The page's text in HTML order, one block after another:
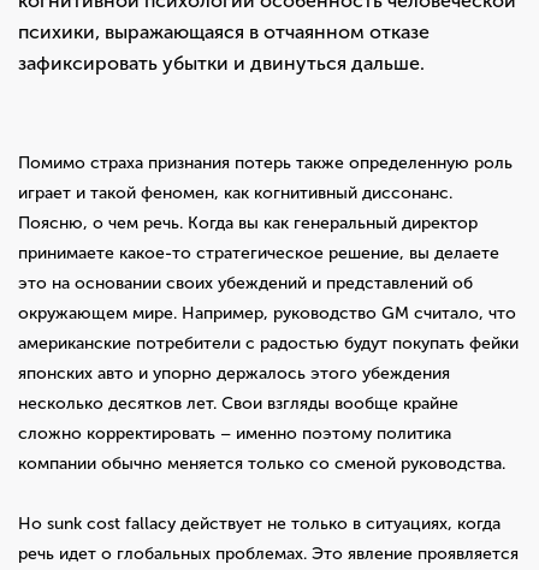
психики, выражающаяся в отчаянном отказе
зафиксировать убытки и двинуться дальше.
Помимо страха признания потерь также определенную роль
играет и такой феномен, как когнитивный диссонанс.
Поясню, о чем речь. Когда вы как генеральный директор
принимаете какое-то стратегическое решение, вы делаете
это на основании своих убеждений и представлений об
окружающем мире. Например, руководство GM считало, что
американские потребители с радостью будут покупать фейки
японских авто и упорно держалось этого убеждения
несколько десятков лет. Свои взгляды вообще крайне
сложно корректировать – именно поэтому политика
компании обычно меняется только со сменой руководства.
Но sunk cost fallacy действует не только в ситуациях, когда
речь идет о глобальных проблемах. Это явление проявляется